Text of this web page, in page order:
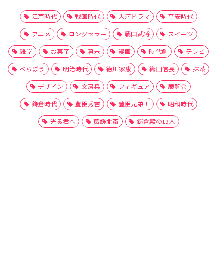
江戸時代 戦国時代 大河ドラマ
平安時代
アニメ
ロングセラー 戦国武将
スイーツ
雑学
お菓子 幕末 漫画 時代劇
テレビ
べらぼう
明治時代 徳川家康 織田信長
抹茶
デザイン
文房具 フィギュア
展覧会
鎌倉時代
豊臣秀吉 豊臣兄弟！
昭和時代
光る君へ
葛飾北斎 鎌倉殿の13人